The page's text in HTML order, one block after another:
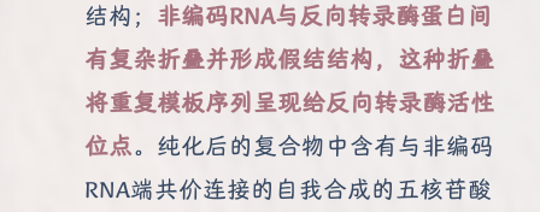
结构； 非编码RNA与反向转录酶蛋白间
有复杂折叠并形成假结结构，这种折叠
将重复模板序列呈现给反向转录酶活性
位点。纯化后的复合物中含有与非编码
RNA端共价连接的自我合成的五核苷酸